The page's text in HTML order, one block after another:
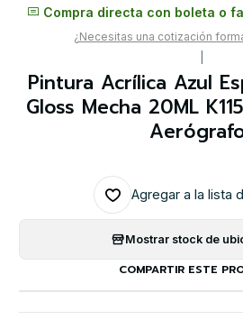
Compra directa con boleta o
¿Necesitas una cotización
Pintura Acrílica Azul
Gloss Mecha 20ML
Agregar a la lista
Mostrar stock de
COMPARTIR ESTE